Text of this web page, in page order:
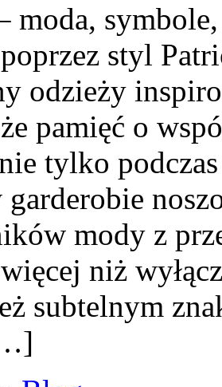
moda,
styl
odzieży
pamięć o
tylko
mody z
niż
subtelnym